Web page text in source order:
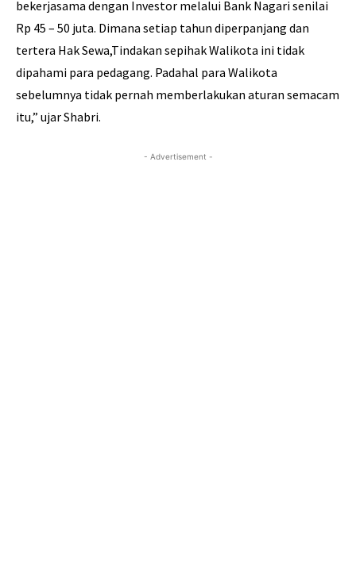
bekerjasama dengan Investor melalui Bank Nagari senilai
Rp 45 – 50 juta. Dimana setiap tahun diperpanjang dan
tertera Hak Sewa,Tindakan sepihak Walikota ini tidak
dipahami para pedagang. Padahal para Walikota
sebelumnya tidak pernah memberlakukan aturan semacam
itu,” ujar Shabri.
- Advertisement -